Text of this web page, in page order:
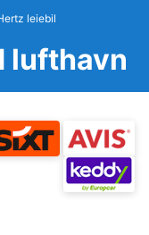
leiebil
lufthavn